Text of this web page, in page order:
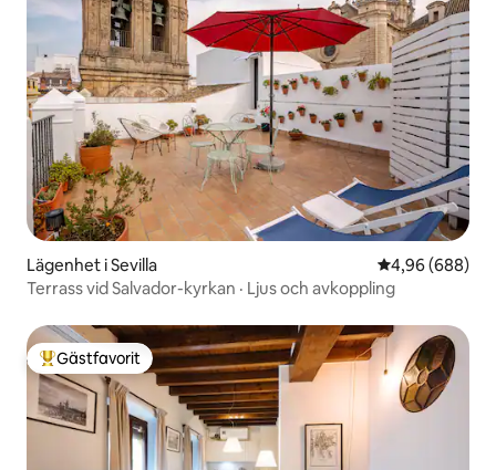
Lägenhet i Sevilla 4,96 av 5 i
4,96 (688)
Terrass vid Salvador-kyrkan · Ljus och avkoppling
Populär gästfavorit
Gästfavorit